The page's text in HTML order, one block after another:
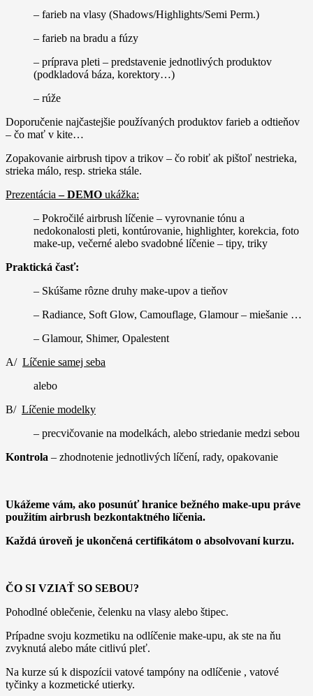
– farieb na vlasy (Shadows/Highlights/Semi Perm.)
– farieb na bradu a fúzy
– príprava pleti – predstavenie jednotlivých produktov
(podkladová báza, korektory…)
– rúže
Doporučenie najčastejšie používaných produktov farieb a odtieňov
– čo mať v kite…
Zopakovanie airbrush tipov a trikov – čo robiť ak pištoľ nestrieka,
strieka málo, resp. strieka stále.
Prezentácia– DEMO ukážka:
– Pokročilé airbrush líčenie – vyrovnanie tónu a
nedokonalosti pleti, kontúrovanie, highlighter, korekcia, foto
make-up, večerné alebo svadobné líčenie – tipy, triky
Praktická časť:
– Skúšame rôzne druhy make-upov a tieňov
– Radiance, Soft Glow, Camouflage, Glamour – miešanie …
– Glamour, Shimer, Opalestent
A/ Líčenie samej seba
alebo
B/ Líčenie modelky
– precvičovanie na modelkách, alebo striedanie medzi sebou
Kontrola – zhodnotenie jednotlivých líčení, rady, opakovanie
Ukážeme vám, ako posunúť hranice bežného make-upu práve
použitím airbrush bezkontaktného líčenia.
Každá úroveň je ukončená certifikátom o absolvovaní kurzu.
ČO SI VZIAŤ SO SEBOU?
Pohodlné oblečenie, čelenku na vlasy alebo štipec.
Prípadne svoju kozmetiku na odlíčenie make-upu, ak ste na ňu
zvyknutá alebo máte citlivú pleť.
Na kurze sú k dispozícii vatové tampóny na odlíčenie , vatové
tyčinky a kozmetické utierky.